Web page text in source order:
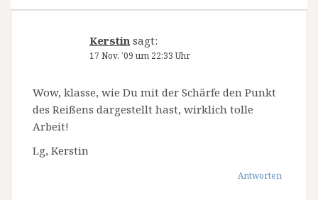
Kerstin sagt:
17 Nov. ’09 um 22:33 Uhr
Wow, klasse, wie Du mit der Schärfe den Punkt
des Reißens dargestellt hast, wirklich tolle
Arbeit!
Lg, Kerstin
Antworten